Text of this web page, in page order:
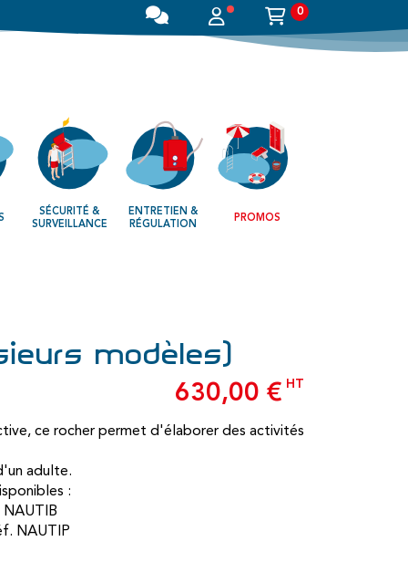
0
SÉCURITÉ &
SURVEILLANCE
ENTRETIEN &
RÉGULATION
PROMOS
modèles)
630,00 € HT
ce rocher permet d'élaborer des activités
adulte.
:
NAUTIB
NAUTIP